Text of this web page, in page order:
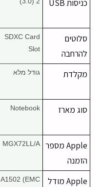
כניסות USB
סלוטים
להרחבה
SDXC Card
Slot
מקלדת גודל מלא
סוג מארז Notebook
Apple מספר
הזמנה
MGX72LL/A
Apple מודל
A1502 (EMC